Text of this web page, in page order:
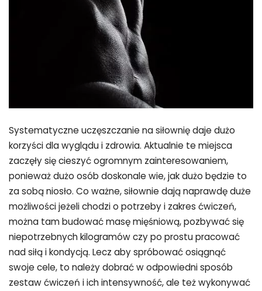
Systematyczne uczęszczanie na siłownię daje dużo
korzyści dla wyglądu i zdrowia. Aktualnie te miejsca
zaczęły się cieszyć ogromnym zainteresowaniem,
ponieważ dużo osób doskonale wie, jak dużo będzie to
za sobą niosło. Co ważne, siłownie dają naprawdę duże
możliwości jeżeli chodzi o potrzeby i zakres ćwiczeń,
można tam budować masę mięśniową, pozbywać się
niepotrzebnych kilogramów czy po prostu pracować
nad siłą i kondycją. Lecz aby spróbować osiągnąć
swoje cele, to należy dobrać w odpowiedni sposób
zestaw ćwiczeń i ich intensywność, ale też wykonywać